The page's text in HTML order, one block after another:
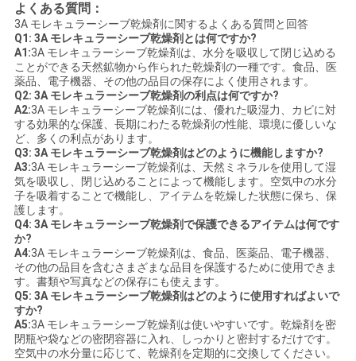
よくある質問：
3A モレキュラーシーブ乾燥剤に関するよくある質問と回答
Q1: 3A モレキュラーシーブ乾燥剤とは何ですか?
A1:3A モレキュラーシーブ乾燥剤は、水分を吸収して閉じ込める
ことができる天然鉱物から作られた乾燥剤の一種です。食品、医
薬品、電子機器、その他の品目の保存によく使用されます。
Q2: 3A モレキュラーシーブ乾燥剤の利点は何ですか?
A2:3A モレキュラーシーブ乾燥剤には、優れた吸湿力、カビに対
する効果的な保護、長期にわたる乾燥剤の性能、環境に優しいな
ど、多くの利点があります。
Q3: 3A モレキュラーシーブ乾燥剤はどのように機能しますか?
A3:3A モレキュラーシーブ乾燥剤は、天然ミネラルを使用して湿
気を吸収し、閉じ込めることによって機能します。空気中の水分
子を吸着することで機能し、アイテムを乾燥した状態に保ち、保
護します。
Q4: 3A モレキュラーシーブ乾燥剤で保護できるアイテムは何です
か?
A4:3A モレキュラーシーブ乾燥剤は、食品、医薬品、電子機器、
その他の品目を含むさまざまな品目を保護するために使用できま
す。書類や写真などの保存にも使えます。
Q5: 3A モレキュラーシーブ乾燥剤はどのように使用すればよいで
すか?
A5:3A モレキュラーシーブ乾燥剤は使いやすいです。乾燥剤を密
閉瓶や袋などの密閉容器に入れ、しっかりと密封するだけです。
空気中の水分量に応じて、乾燥剤を定期的に交換してください。